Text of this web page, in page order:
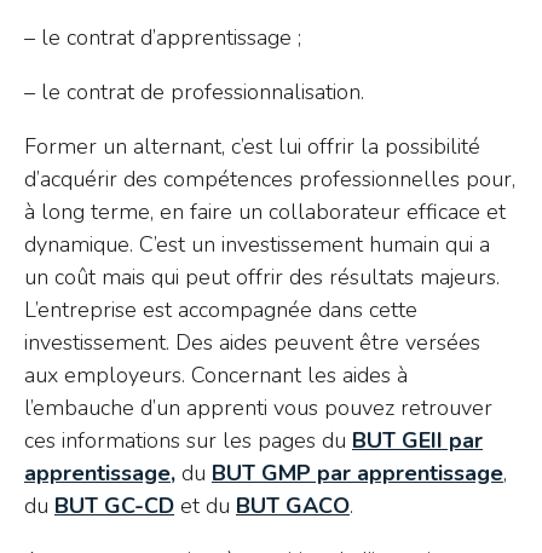
– le contrat d’apprentissage ;
– le contrat de professionnalisation.
Former un alternant, c’est lui offrir la possibilité
d’acquérir des compétences professionnelles pour,
à long terme, en faire un collaborateur efficace et
dynamique. C’est un investissement humain qui a
un coût mais qui peut offrir des résultats majeurs.
L’entreprise est accompagnée dans cette
investissement. Des aides peuvent être versées
aux employeurs. Concernant les aides à
l’embauche d’un apprenti vous pouvez retrouver
ces informations sur les pages du BUT GEII par
apprentissage, du BUT GMP par apprentissage,
du BUT GC-CD et du BUT GACO.